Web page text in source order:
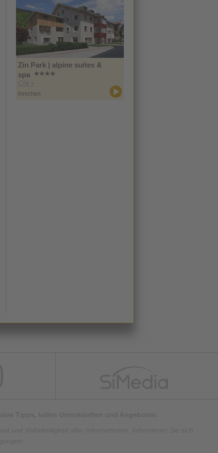
Zin Park | alpine suites &
spa
CIN +
Innichen